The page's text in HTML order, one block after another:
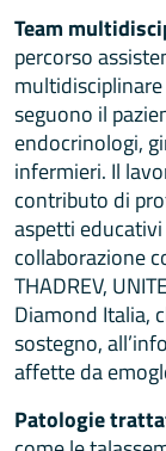
Team
percorso
seguono il
endocrinologi,
infermieri. Il
contributo di
aspetti
collaborazione
THADREV,
Diamond Italia,
sostegno,
affette da
Patologie